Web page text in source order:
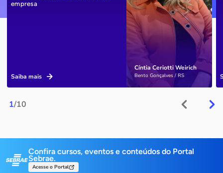
1/10
Cíntia Ceriotti Weirich
Bento Gonçalves / RS
empresa
Saiba mais
Confira cursos, eventos e conteúdos do Portal
Sebrae.
Acesse o Portal